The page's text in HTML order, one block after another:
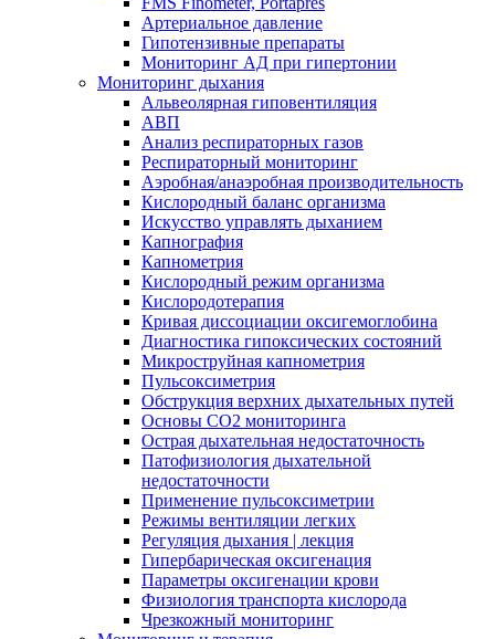
Артериальное давление
Гипотензивные препараты
Мониторинг АД при гипертонии
Мониторинг дыхания
Альвеолярная гиповентиляция
АВП
Анализ респираторных газов
Респираторный мониторинг
Аэробная/анаэробная производительность
Кислородный баланс организма
Искусство управлять дыханием
Капнография
Капнометрия
Кислородный режим организма
Кислородотерапия
Кривая диссоциации оксигемоглобина
Диагностика гипоксических состояний
Микроструйная капнометрия
Пульсоксиметрия
Обструкция верхних дыхательных путей
Основы СО2 мониторинга
Острая дыхательная недостаточность
Патофизиология дыхательной
недостаточности
Применение пульсоксиметрии
Режимы вентиляции легких
Регуляция дыхания | лекция
Гипербарическая оксигенация
Параметры оксигенации крови
Физиология транспорта кислорода
Чрезкожный мониторинг